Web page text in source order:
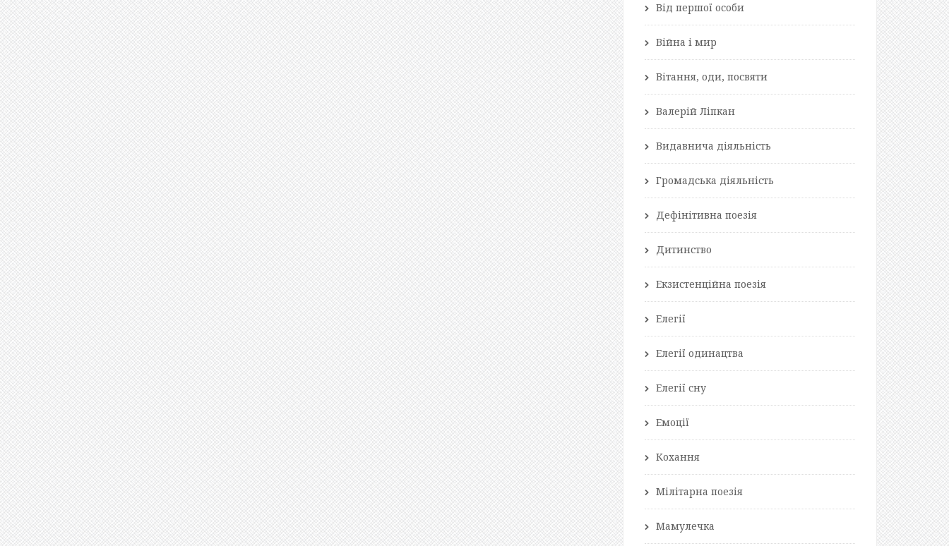
Від першої особи
Війна і мир
Вітання, оди, посвяти
Валерій Ліпкан
Видавнича діяльність
Громадська діяльність
Дефінітивна поезія
Дитинство
Екзистенційна поезія
Елегії
Елегії одинацтва
Елегії сну
Емоції
Кохання
Мілітарна поезія
Мамулечка